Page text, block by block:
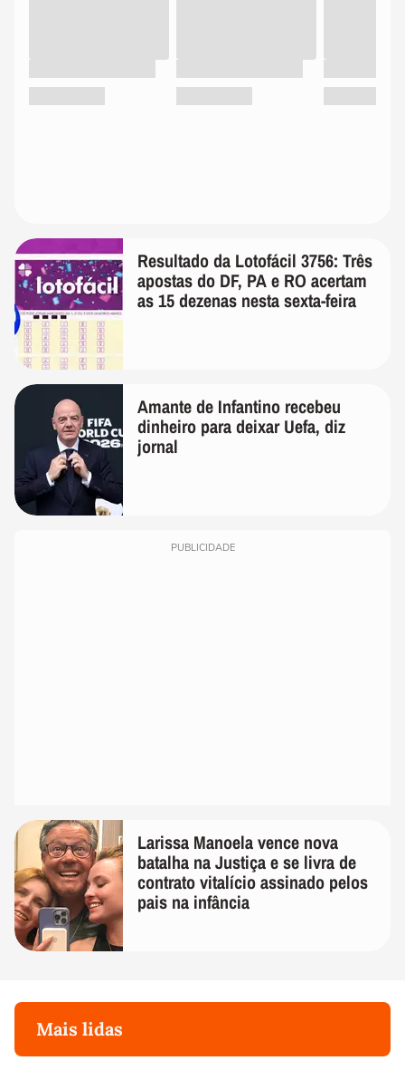
Resultado da Lotofácil 3756: Três
apostas do DF, PA e RO acertam
as 15 dezenas nesta sexta-feira
Amante de Infantino recebeu
dinheiro para deixar Uefa, diz
jornal
PUBLICIDADE
Larissa Manoela vence nova
batalha na Justiça e se livra de
contrato vitalício assinado pelos
pais na infância
Mais lidas